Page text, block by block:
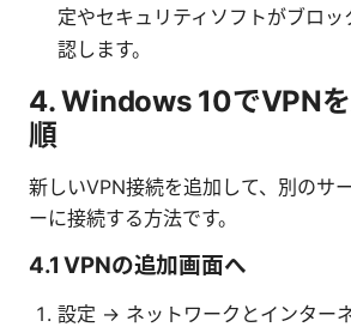
定やセキュリティソフトがブロ
認します。
4. Windows 10でVPN
順
新しいVPN接続を追加して、別のサ
ーに接続する方法です。
4.1 VPNの追加画面へ
設定 → ネットワークとインター